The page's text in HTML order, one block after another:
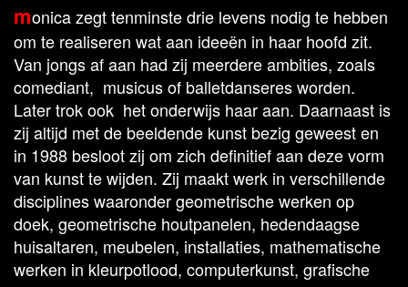
monica zegt tenminste drie levens nodig te hebben
om te realiseren wat aan ideeën in haar hoofd zit.
Van jongs af aan had zij meerdere ambities, zoals
comediant, musicus of balletdanseres worden.
Later trok ook het onderwijs haar aan. Daarnaast is
zij altijd met de beeldende kunst bezig geweest en
in 1988 besloot zij om zich definitief aan deze vorm
van kunst te wijden. Zij maakt werk in verschillende
disciplines waaronder geometrische werken op
doek, geometrische houtpanelen, hedendaagse
huisaltaren, meubelen, installaties, mathematische
werken in kleurpotlood, computerkunst, grafische